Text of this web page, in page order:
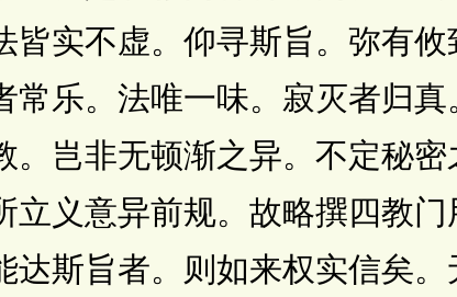
皆实不虚。仰寻斯旨。弥有
常乐。法唯一味。寂灭者归真
。岂非无顿渐之异。不定秘
立义意异前规。故略撰四教
达斯旨者。则如来权实信矣